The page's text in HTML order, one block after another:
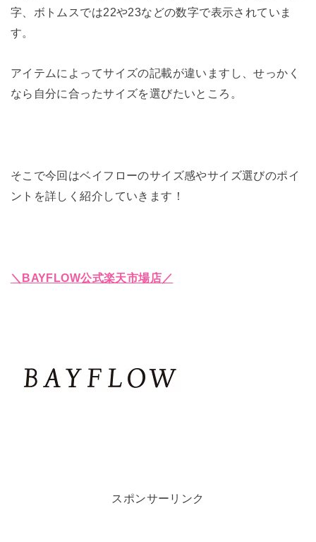
字、ボトムスでは22や23などの数字で表示されていま
す。
アイテムによってサイズの記載が違いますし、せっかく
なら自分に合ったサイズを選びたいところ。
そこで今回はベイフローのサイズ感やサイズ選びのポイ
ントを詳しく紹介していきます！
＼BAYFLOW公式楽天市場店／
スポンサーリンク